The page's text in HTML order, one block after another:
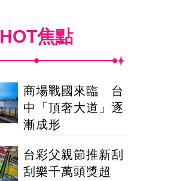
HOT焦點
商場戰國來臨 台
中「頂奢大道」逐
漸成形
台彩父親節推新刮
刮樂千萬頭獎超